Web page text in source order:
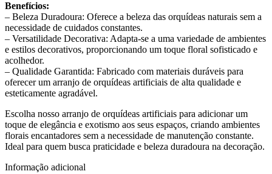
Benefícios:
– Beleza Duradoura: Oferece a beleza das orquídeas naturais sem a
necessidade de cuidados constantes.
– Versatilidade Decorativa: Adapta-se a uma variedade de ambientes
e estilos decorativos, proporcionando um toque floral sofisticado e
acolhedor.
– Qualidade Garantida: Fabricado com materiais duráveis para
oferecer um arranjo de orquídeas artificiais de alta qualidade e
esteticamente agradável.
Escolha nosso arranjo de orquídeas artificiais para adicionar um
toque de elegância e exotismo aos seus espaços, criando ambientes
florais encantadores sem a necessidade de manutenção constante.
Ideal para quem busca praticidade e beleza duradoura na decoração.
Informação adicional